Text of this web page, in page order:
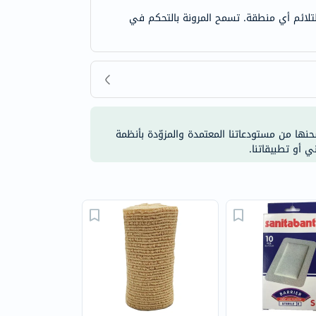
أي منطقة. تسمح المرونة بالتحكم في
من مستودعاتنا المعتمدة والمزوّدة بأنظمة
أو تطبيقاتنا.